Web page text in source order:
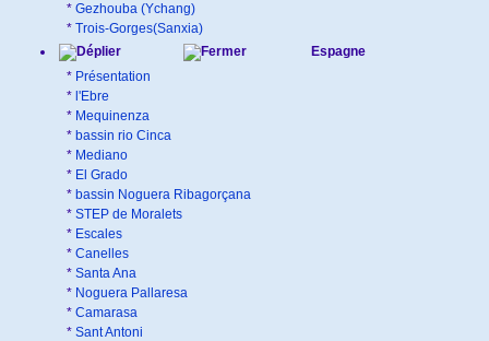
* Gezhouba (Ychang)
* Trois-Gorges(Sanxia)
Espagne
* Présentation
* l'Ebre
* Mequinenza
* bassin rio Cinca
* Mediano
* El Grado
* bassin Noguera Ribagorçana
* STEP de Moralets
* Escales
* Canelles
* Santa Ana
* Noguera Pallaresa
* Camarasa
* Sant Antoni